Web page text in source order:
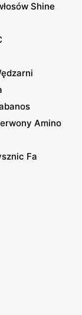
Shine
Amino
Fa